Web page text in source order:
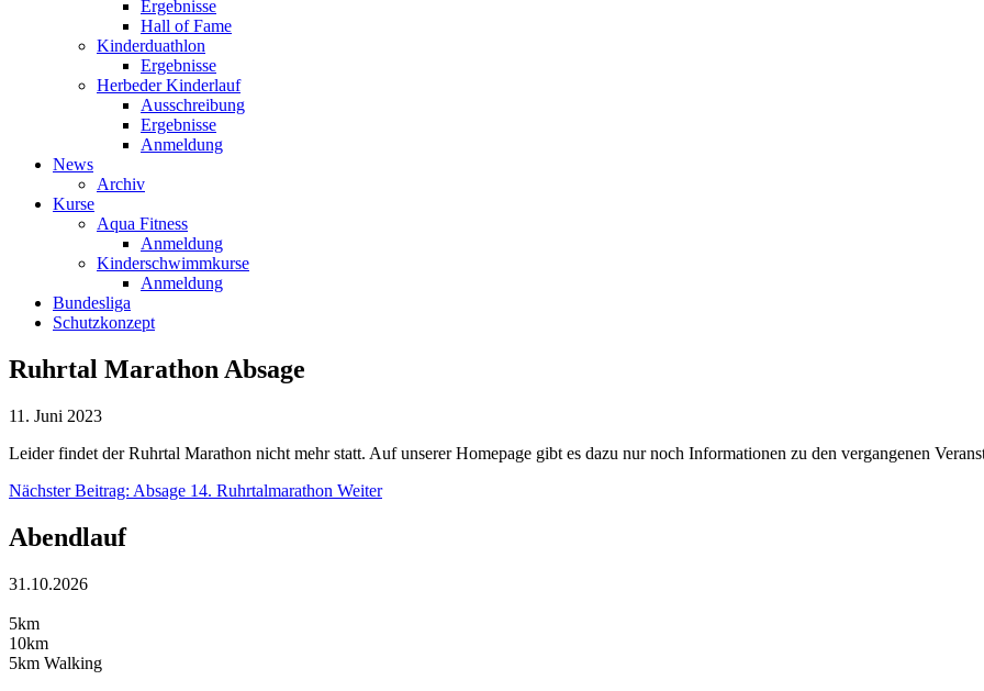
Ergebnisse
Hall of Fame
Kinderduathlon
Ergebnisse
Herbeder Kinderlauf
Ausschreibung
Ergebnisse
Anmeldung
News
Archiv
Kurse
Aqua Fitness
Anmeldung
Kinderschwimmkurse
Anmeldung
Bundesliga
Schutzkonzept
Ruhrtal Marathon Absage
11. Juni 2023
Leider findet der Ruhrtal Marathon nicht mehr statt. Auf unserer Homepage gibt es dazu nur noch Informationen zu den vergangenen
Nächster Beitrag: Absage 14. Ruhrtalmarathon Weiter
Abendlauf
31.10.2026
5km
10km
5km Walking